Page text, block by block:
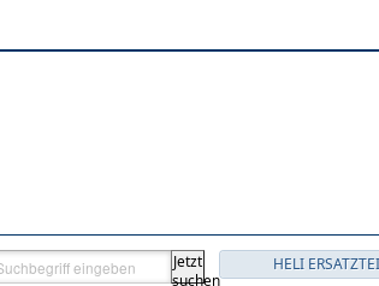
Jetzt
suchen
HELI